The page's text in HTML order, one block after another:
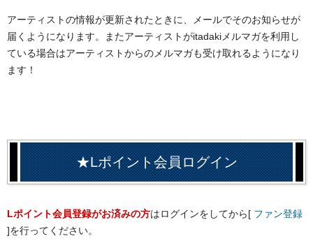
アーティストの情報が更新されたときに、メールでそのお知らせが
届くようになります。またアーティストがitadakiメルマガを利用し
ている場合はアーティストからのメルマガも受け取れるようになり
ます！
★Lポイント会員ログイン
Lポイント会員登録がお済みの方はログインをしてから[ ファン登録
]を行ってください。